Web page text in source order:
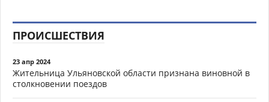
ПРОИСШЕСТВИЯ
23 апр 2024
Жительница Ульяновской области признана виновной в
столкновении поездов